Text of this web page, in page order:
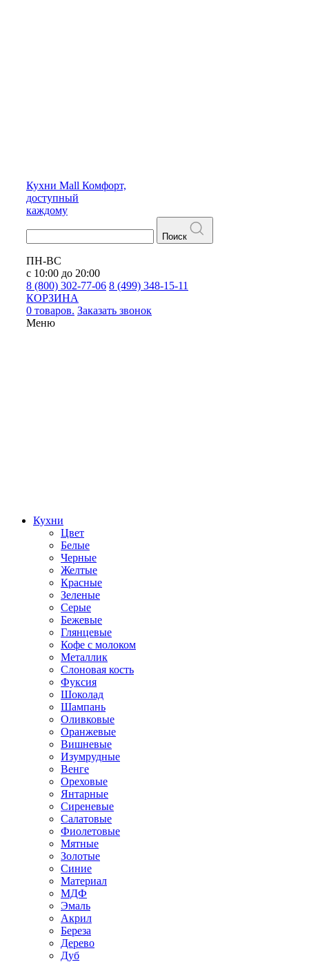
Кухни Mall Комфорт,
доступный
каждому
Поиск
ПН-ВС
с 10:00 до 20:00
8 (800) 302-77-06 8 (499) 348-15-11
КОРЗИНА
0 товаров. Заказать звонок
Меню
Кухни
Цвет
Белые
Черные
Желтые
Красные
Зеленые
Серые
Бежевые
Глянцевые
Кофе с молоком
Металлик
Слоновая кость
Фуксия
Шоколад
Шампань
Оливковые
Оранжевые
Вишневые
Изумрудные
Венге
Ореховые
Янтарные
Сиреневые
Салатовые
Фиолетовые
Мятные
Золотые
Синие
Материал
МДФ
Эмаль
Акрил
Береза
Дерево
Дуб